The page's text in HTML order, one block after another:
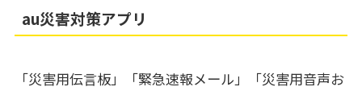
au災害対策アプリ
「災害用伝言板」「緊急速報メール」「災害用音声お